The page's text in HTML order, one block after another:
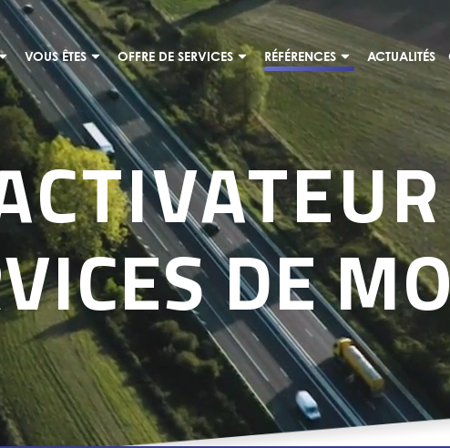
VOUS ÊTES OFFRE DE SERVICES RÉFÉRENCES ACTUALITÉS
DE